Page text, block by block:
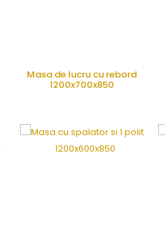
Masa de lucru cu rebord
1200x700x850